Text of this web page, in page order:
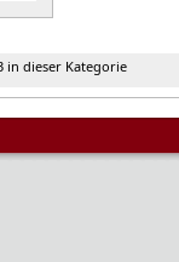
in dieser Kategorie